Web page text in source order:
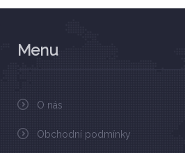
Menu
O nás
Obchodní podmínky